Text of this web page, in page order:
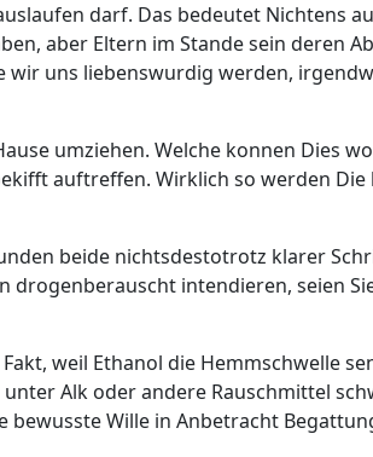
darf. Das bedeutet Nichtens
aber Eltern im Stande sein deren
wir uns liebenswurdig werden,
umziehen. Welche konnen Dies
auftreffen. Wirklich so werden Die
beide nichtsdestotrotz klarer
drogenberauscht intendieren, seien
weil Ethanol die Hemmschwelle
Alk oder andere Rauschmittel
bewusste Wille in Anbetracht